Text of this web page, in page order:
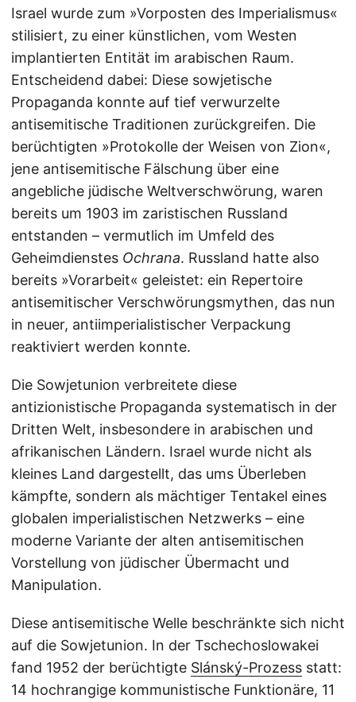
Israel wurde zum »Vorposten des Imperialismus«
stilisiert, zu einer künstlichen, vom Westen
implantierten Entität im arabischen Raum.
Entscheidend dabei: Diese sowjetische
Propaganda konnte auf tief verwurzelte
antisemitische Traditionen zurückgreifen. Die
berüchtigten »Protokolle der Weisen von Zion«,
jene antisemitische Fälschung über eine
angebliche jüdische Weltverschwörung, waren
bereits um 1903 im zaristischen Russland
entstanden – vermutlich im Umfeld des
Geheimdienstes Ochrana. Russland hatte also
bereits »Vorarbeit« geleistet: ein Repertoire
antisemitischer Verschwörungsmythen, das nun
in neuer, antiimperialistischer Verpackung
reaktiviert werden konnte.
Die Sowjetunion verbreitete diese
antizionistische Propaganda systematisch in der
Dritten Welt, insbesondere in arabischen und
afrikanischen Ländern. Israel wurde nicht als
kleines Land dargestellt, das ums Überleben
kämpfte, sondern als mächtiger Tentakel eines
globalen imperialistischen Netzwerks – eine
moderne Variante der alten antisemitischen
Vorstellung von jüdischer Übermacht und
Manipulation.
Diese antisemitische Welle beschränkte sich nicht
auf die Sowjetunion. In der Tschechoslowakei
fand 1952 der berüchtigte Slánský-Prozess statt:
14 hochrangige kommunistische Funktionäre, 11